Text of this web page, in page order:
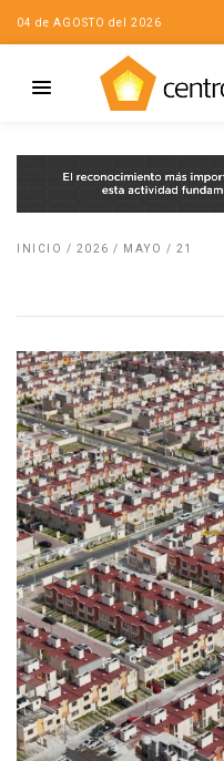
04 de AGOSTO del 2026
INICIO / 2026 / MAYO / 21